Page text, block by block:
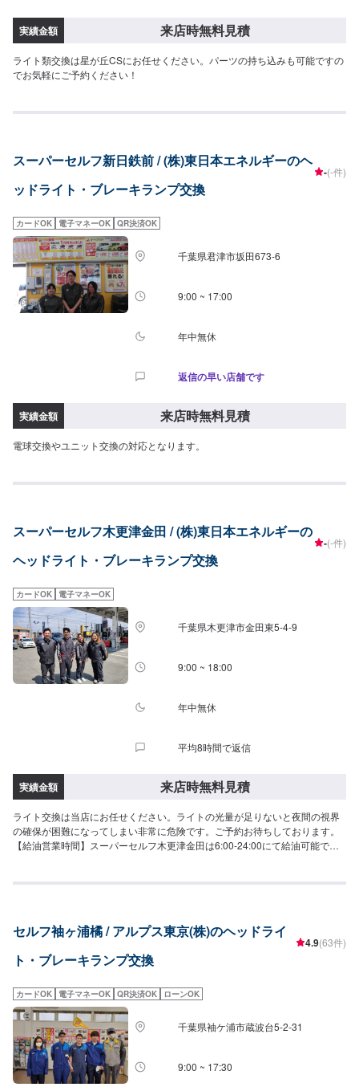
実績金額 来店時無料見積
ライト類交換は星が丘CSにお任せください。パーツの持ち込みも可能ですの
でお気軽にご予約ください！
スーパーセルフ新日鉄前 / (株)東日本エネルギーのヘ
ッドライト・ブレーキランプ交換
-(-件)
カードOK 電子マネーOK QR決済OK
千葉県君津市坂田673-6
9:00 ~ 17:00
年中無休
返信の早い店舗です
実績金額 来店時無料見積
電球交換やユニット交換の対応となります。
スーパーセルフ木更津金田 / (株)東日本エネルギーの
ヘッドライト・ブレーキランプ交換
-(-件)
カードOK 電子マネーOK
千葉県木更津市金田東5-4-9
9:00 ~ 18:00
年中無休
平均8時間で返信
実績金額 来店時無料見積
ライト交換は当店にお任せください。ライトの光量が足りないと夜間の視界
の確保が困難になってしまい非常に危険です。ご予約お待ちしております。
【給油営業時間】スーパーセルフ木更津金田は6:00-24:00にて給油可能でご
セルフ袖ヶ浦橘 / アルプス東京(株)のヘッドライ
ト・ブレーキランプ交換
4.9(63件)
カードOK 電子マネーOK QR決済OK ローンOK
千葉県袖ケ浦市蔵波台5-2-31
9:00 ~ 17:30